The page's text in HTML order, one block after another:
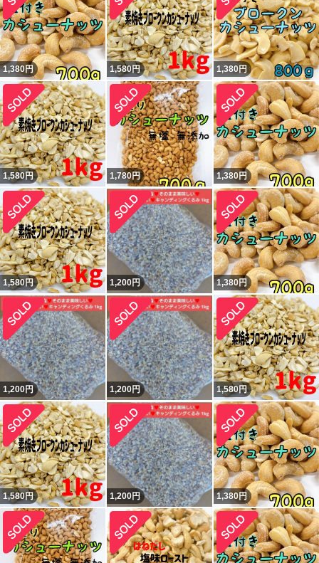
1,380円 1,580円 1,380円
1,580円 1,780円 1,380円
1,580円 1,200円 1,380円
1,200円 1,200円 1,580円
1,580円 1,200円 1,380円